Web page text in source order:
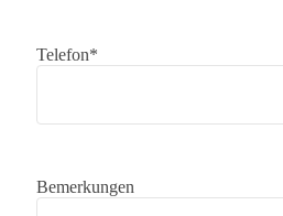
Telefon*
Bemerkungen